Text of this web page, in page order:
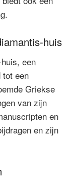
huis
een
tot een
Griekse
van zijn
en
en zijn